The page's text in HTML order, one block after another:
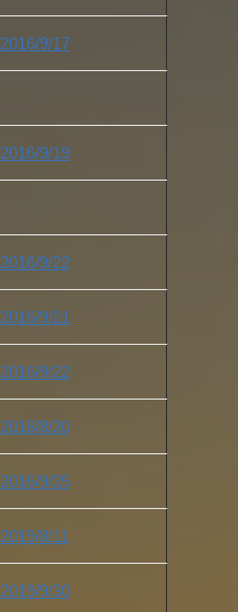
2016/9/17
2016/9/19
2016/9/22
2016/9/21
2016/9/22
2018/8/20
2016/9/25
2019/8/11
2019/9/30